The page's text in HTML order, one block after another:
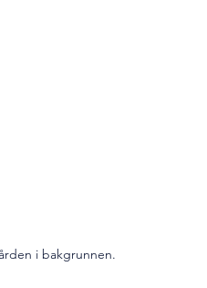
i bakgrunnen.